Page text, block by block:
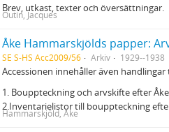
Brev, utkast, texter och översättningar.
Outin, Jacques
Åke Hammarskjölds papper:
SE S-HS Acc2009/56 Arkiv 1929--1938
Accessionen innehåller även
1. Bouppteckning och arvskifte efter
2.Inventarielistor till bouppteckning
Hammarskjöld, Åke